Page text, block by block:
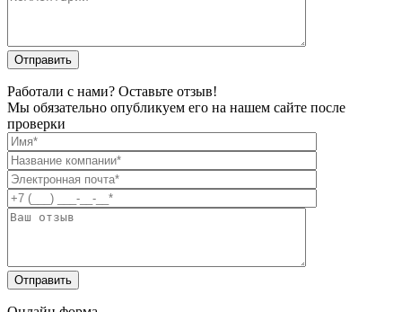
Работали с нами? Оставьте отзыв!
Мы обязательно опубликуем его на нашем сайте после
проверки